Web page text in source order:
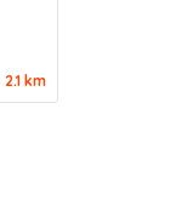
2.1 km